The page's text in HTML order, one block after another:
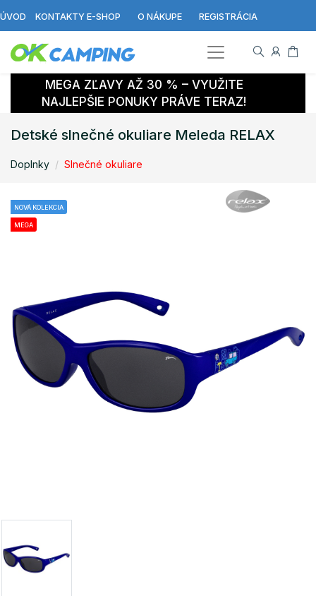
ÚVOD KONTAKTY E-SHOP O NÁKUPE REGISTRÁCIA
MEGA ZĽAVY AŽ 30 % – VYUŽITE
NAJLEPŠIE PONUKY PRÁVE TERAZ!
Detské slnečné okuliare Meleda RELAX
Doplnky Slnečné okuliare
NOVÁ KOLEKCIA
MEGA